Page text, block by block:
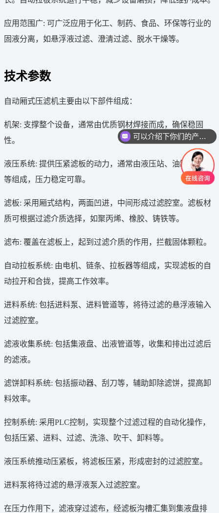
应用范围广: 可广泛应用于化工、制药、食品、环保等行业的
固液分离，如悬浮液过滤、澄清过滤、脱水干燥等。
技术参数
自动厢式压滤机主要由以下部件组成：
机架: 支撑整个设备，通常由优质钢材焊接而成，确保稳固
性。
液压系统: 提供压紧滤板的动力，通常由液压站、油缸、油管
等组成，压力稳定可靠。
滤板: 采用厢式结构，两面凹进，中间形成过滤腔室。滤板材
质可根据过滤介质选择，如聚丙烯、橡胶、铸铁等。
滤布: 覆盖在滤板上，起到过滤介质的作用，拦截固体颗粒。
自动拉板系统: 由电机、链条、拉板器等组成，实现滤板的自
动拉开和合拢，提高工作效率。
进料系统: 包括进料泵、进料管道等，将待过滤的悬浮液输入
过滤腔室。
滤液收集系统: 包括集液盘、出液管道等，收集和排出过滤后
的滤液。
滤饼卸料系统: 包括振动器、刮刀等，辅助卸除滤饼，提高卸
料效率。
控制系统: 采用PLC控制，实现整个过滤过程的自动化操作，
包括压紧、进料、过滤、洗涤、吹干、卸料等。
液压系统推动压紧板，将滤板压紧，形成密封的过滤腔室。
进料泵将待过滤的悬浮液泵入过滤腔室。
在压力作用下，滤液穿过滤布，经滤板沟槽汇集到集液盘排
可以介绍下你们的产品么
你们是怎么收费的呢